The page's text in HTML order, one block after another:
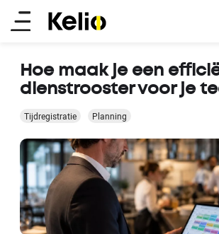
Skip
Main
Hoe maak je een
dienstrooster voor je
Tijdregistratie Planning